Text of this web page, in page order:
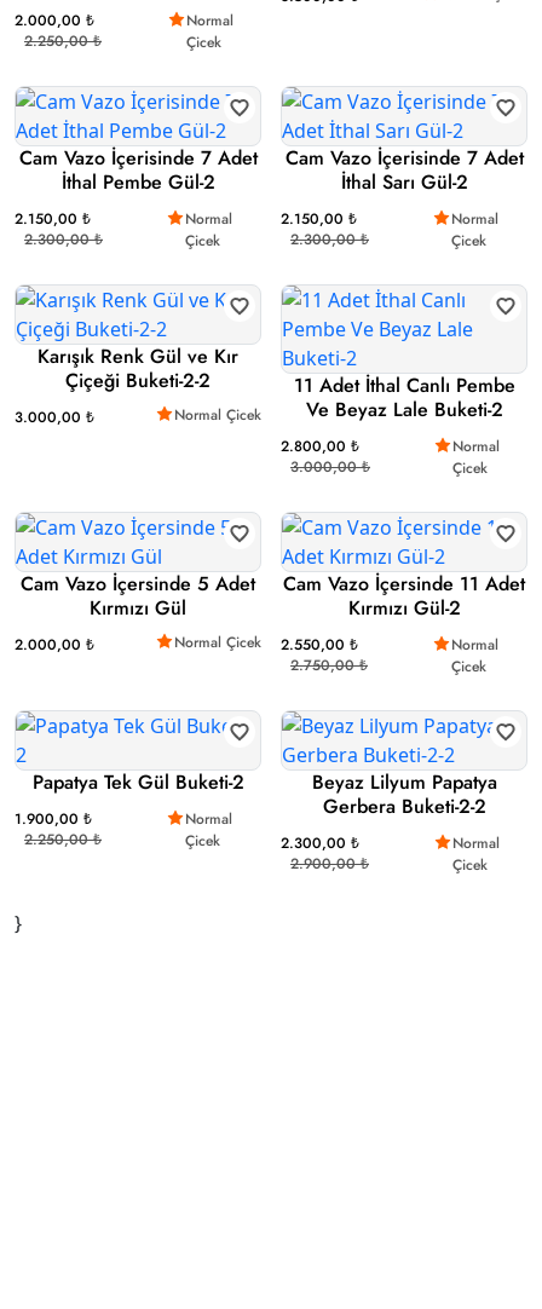
2.000,00 ₺
2.250,00 ₺
Normal
Çicek
Cam Vazo İçerisinde 7 Adet
İthal Pembe Gül-2
2.150,00 ₺
2.300,00 ₺
Normal
Çicek
Cam Vazo İçerisinde 7 Adet
İthal Sarı Gül-2
2.150,00 ₺
2.300,00 ₺
Normal
Çicek
Karışık Renk Gül ve Kır
Çiçeği Buketi-2-2
3.000,00 ₺ Normal Çicek
11 Adet İthal Canlı Pembe
Ve Beyaz Lale Buketi-2
2.800,00 ₺
3.000,00 ₺
Normal
Çicek
Cam Vazo İçersinde 5 Adet
Kırmızı Gül
2.000,00 ₺ Normal Çicek
Cam Vazo İçersinde 11 Adet
Kırmızı Gül-2
2.550,00 ₺
2.750,00 ₺
Normal
Çicek
Papatya Tek Gül Buketi-2
1.900,00 ₺
2.250,00 ₺
Normal
Çicek
Beyaz Lilyum Papatya
Gerbera Buketi-2-2
2.300,00 ₺
2.900,00 ₺
Normal
Çicek
}